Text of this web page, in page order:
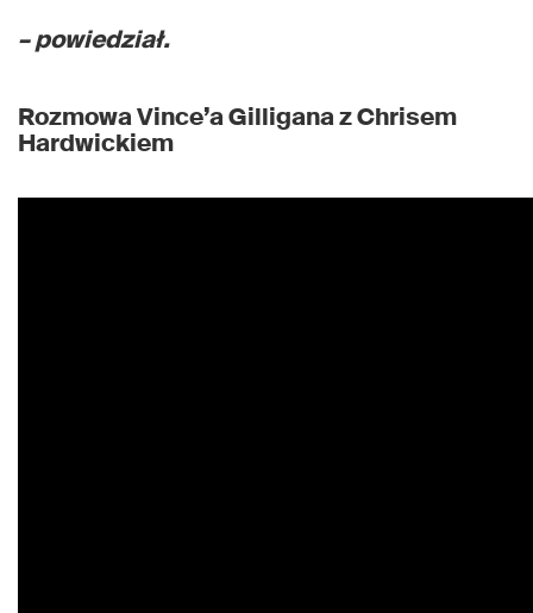
– powiedział.
Rozmowa Vince’a Gilligana z Chrisem
Hardwickiem